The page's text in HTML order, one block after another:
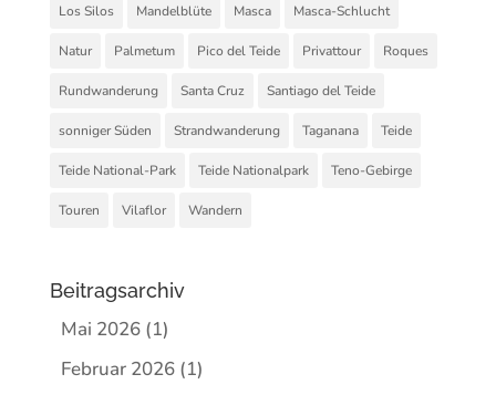
Los Silos Mandelblüte Masca Masca-Schlucht
Natur Palmetum Pico del Teide Privattour Roques
Rundwanderung Santa Cruz Santiago del Teide
sonniger Süden Strandwanderung Taganana Teide
Teide National-Park Teide Nationalpark Teno-Gebirge
Touren Vilaflor Wandern
Beitragsarchiv
Mai 2026(1)
Februar 2026(1)